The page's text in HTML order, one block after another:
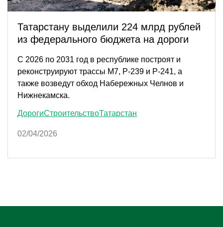
Татарстану выделили 224 млрд рублей
из федерального бюджета на дороги
С 2026 по 2031 год в республике построят и
реконструируют трассы М7, Р-239 и Р-241, а
также возведут обход Набережных Челнов и
Нижнекамска.
ДорогиСтроительствоТатарстан
02/04/2026